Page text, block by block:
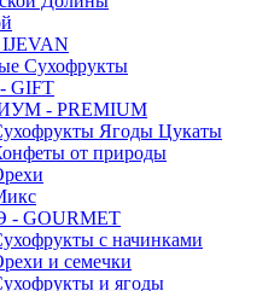
Сухофрукты
GIFT
- PREMIUM
Ягоды Цукаты
от природы
GOURMET
с начинками
и семечки
и ягоды